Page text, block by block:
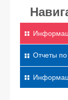
Отчеты по